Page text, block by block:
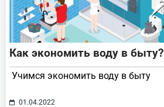
Как экономить воду в быту?
Учимся экономить воду в быту
01.04.2022